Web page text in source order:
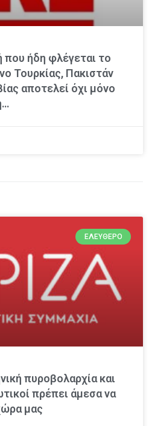
που ήδη φλέγεται το
Τουρκίας, Πακιστάν
αποτελεί όχι μόνο
ΕΛΕΎΘΕΡΟ
πυροβολαρχία και
πρέπει άμεσα να
μας